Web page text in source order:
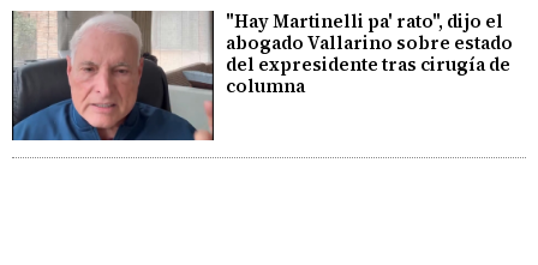
"Hay Martinelli pa' rato", dijo el
abogado Vallarino sobre estado
del expresidente tras cirugía de
columna